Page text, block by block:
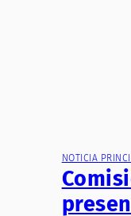
NOTICIA